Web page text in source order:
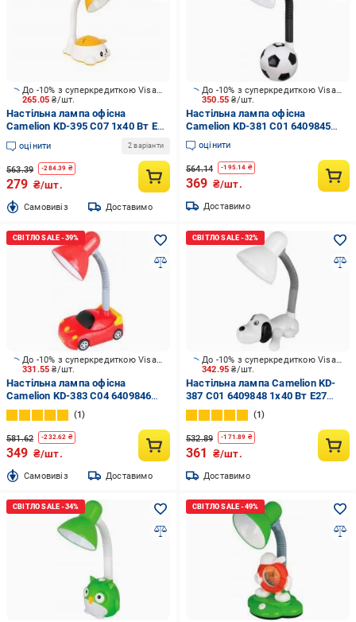
265.05₴/шт.
До -10% з суперкредиткою Visa Вигода
Настільна лампа офісна
Camelion KD-395 C07 1x40 Вт E27
жовтий
оцінити 2 варіанти
563.39 -284.39 ₴
279 ₴/шт.
Cамовивіз Доставимо
350.55₴/шт.
До -10% з суперкредиткою Visa Вигода
Настільна лампа офісна
Camelion KD-381 C01 6409845
1x40 Вт E27 чорний/білий
оцінити
564.14 -195.14 ₴
369 ₴/шт.
Доставимо
331.55₴/шт.
До -10% з суперкредиткою Visa Вигода
Настільна лампа офісна
Camelion KD-383 C04 6409846
1x40 Вт E27 червоний
1
581.62 -232.62 ₴
349 ₴/шт.
Cамовивіз Доставимо
342.95₴/шт.
До -10% з суперкредиткою Visa Вигода
Настільна лампа Camelion KD-
387 C01 6409848 1x40 Вт E27
білий
1
532.89 -171.89 ₴
361 ₴/шт.
Доставимо